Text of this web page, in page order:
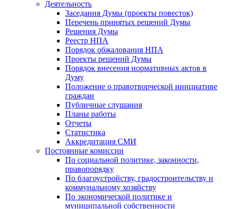
Деятельность
Заседания Думы (проекты повесток)
Перечень принятых решений Думы
Решения Думы
Реестр НПА
Порядок обжалования НПА
Проекты решений Думы
Порядок внесения нормативных актов в
Думу
Положение о правотворческой инициативе
граждан
Публичные слушания
Планы работы
Отчеты
Статистика
Аккредитация СМИ
Постоянные комиссии
По социальной политике, законности,
правопорядку
По благоустройству, градостроительству и
коммунальному хозяйству
По экономической политике и
муниципальной собственности